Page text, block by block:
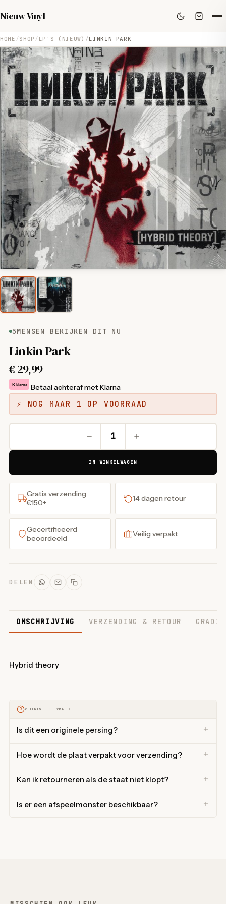
Nieuw Vinyl
HOME SHOP LP'S (NIEUW) LINKIN PARK
5MENSEN BEKIJKEN DIT NU
Linkin Park
€ 29,99
K klarna Betaal achteraf met Klarna
⚡ NOG MAAR 1 OP VOORRAAD
IN WINKELWAGEN
Gratis verzending
€150+
14 dagen retour
Gecertificeerd
beoordeeld
Veilig verpakt
DELEN
OMSCHRIJVING VERZENDING & RETOUR
Hybrid theory
VEELGESTELDE VRAGEN
Is dit een originele persing?
Hoe wordt de plaat verpakt voor verzending?
Kan ik retourneren als de staat niet klopt?
Is er een afspeelmonster beschikbaar?